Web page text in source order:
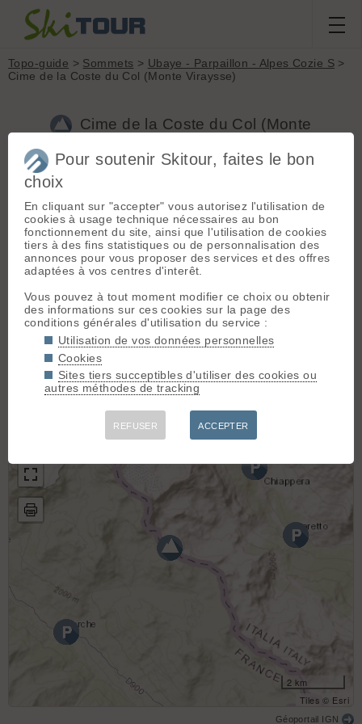
Topo-guide > Sommets > Ubaye - Parpaillon - Alpes Cozie S>
Cime de la Coste du Col (Monte Viraysse)
Cime de la Coste du Col (Monte
Cozie S, 2844m)
Sommet appelé Monte Viraysse sur certaines cartes,
notamment Italiennes
Topos associés - Cime de la Coste du Col (Monte
Viraysse)
Cime de la Coste du Col (Monte Viraysse), versant S-SE en
boucle (D+ 1170m / Ski 3.1)
Cime de la Coste du Col (Monte Viraysse), versant E
1300m / Ski 2.3)
Cime de la Coste du Col (Monte Viraysse), Couloir ENE
1300m / Ski 4.2)
2 km
Tiles © Esri
Géoportail IGN
Pour soutenir Skitour, faites le bon
choix
En cliquant sur "accepter" vous autorisez l'utilisation de
cookies à usage technique nécessaires au bon
fonctionnement du site, ainsi que l'utilisation de cookies
tiers à des fins statistiques ou de personnalisation des
annonces pour vous proposer des services et des offres
adaptées à vos centres d'interêt.
Vous pouvez à tout moment modifier ce choix ou obtenir
des informations sur ces cookies sur la page des
conditions générales d'utilisation du service :
Utilisation de vos données personnelles
Cookies
Sites tiers succeptibles d'utiliser des cookies ou
autres méthodes de tracking
REFUSER ACCEPTER